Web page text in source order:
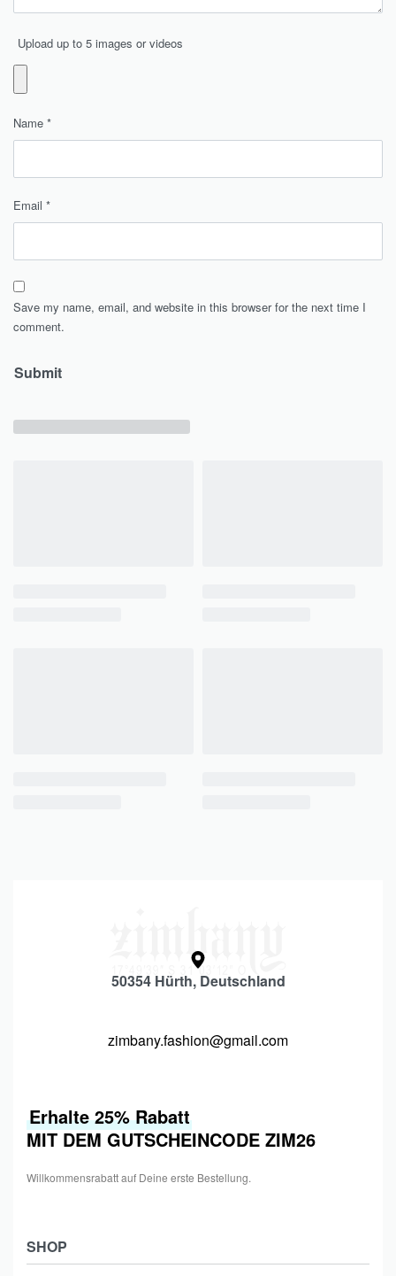
Upload up to 5 images or videos
Name *
Email *
Save my name, email, and website in this browser for the next time I
comment.
50354 Hürth, Deutschland
zimbany.fashion@gmail.com
SHOP
Erhalte 25% Rabatt
MIT DEM GUTSCHEINCODE ZIM26
Willkommensrabatt auf Deine erste Bestellung.